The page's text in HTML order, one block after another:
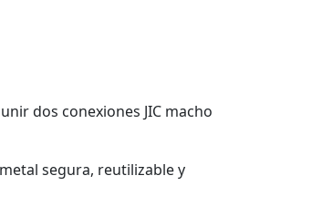
dos conexiones JIC macho
segura, reutilizable y